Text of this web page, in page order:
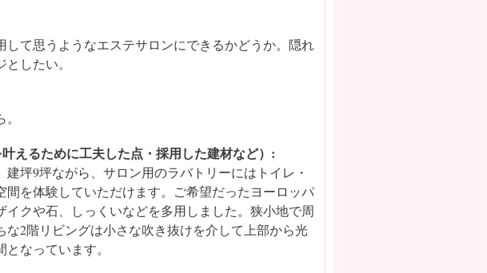
て思うようなエステサロンにできるかどうか。隠れ
したい。
えるために工夫した点・採用した建材など）:
坪9坪ながら、サロン用のラバトリーにはトイレ・
を体験していただけます。ご希望だったヨーロッパ
クや石、しっくいなどを多用しました。狭小地で周
2階リビングは小さな吹き抜けを介して上部から光
なっています。